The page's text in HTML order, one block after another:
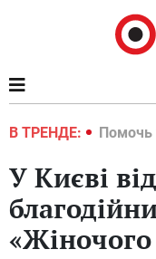
В ТРЕНДЕ:
2022 Помочь
У Києві
«Жіночого